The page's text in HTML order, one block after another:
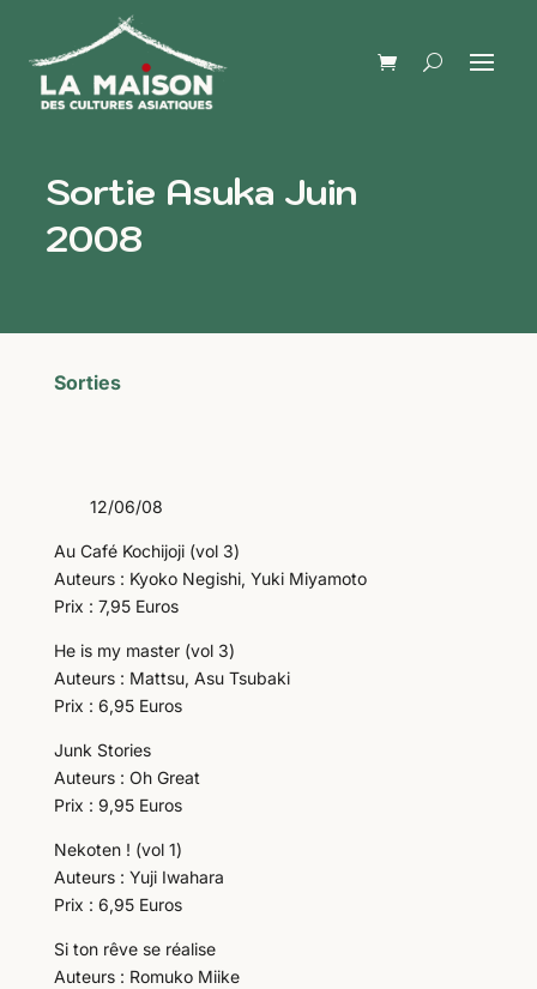
Sortie Asuka Juin
2008
Sorties
12/06/08
Au Café Kochijoji (vol 3)
Auteurs : Kyoko Negishi, Yuki Miyamoto
Prix : 7,95 Euros
He is my master (vol 3)
Auteurs : Mattsu, Asu Tsubaki
Prix : 6,95 Euros
Junk Stories
Auteurs : Oh Great
Prix : 9,95 Euros
Nekoten ! (vol 1)
Auteurs : Yuji Iwahara
Prix : 6,95 Euros
Si ton rêve se réalise
Auteurs : Romuko Miike